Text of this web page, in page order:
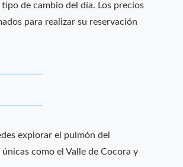
de cambio del día. Los precios
para realizar su reservación
explorar el pulmón del
como el Valle de Cocora y